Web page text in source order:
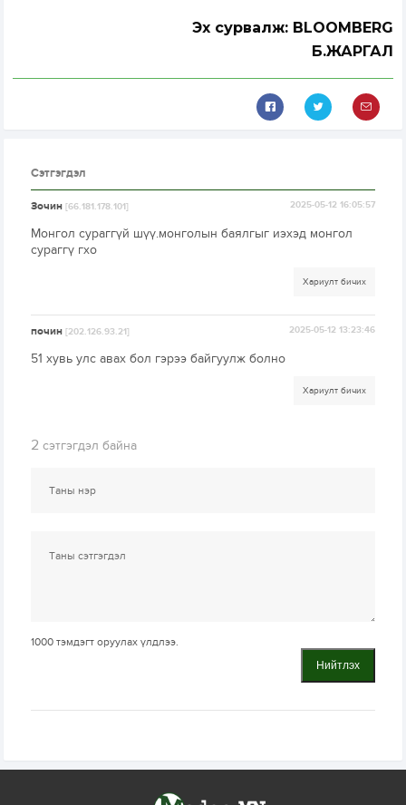
Эх сурвалж: BLOOMBERG
Б.ЖАРГАЛ
Сэтгэгдэл
Зочин[66.181.178.101] 2025-05-12 16:05:57
Монгол сураггүй шүү.монголын баялгыг иэхэд монгол
сураггү гхо
Хариулт бичих
почин[202.126.93.21] 2025-05-12 13:23:46
51 хувь улс авах бол гэрээ байгуулж болно
Хариулт бичих
2 сэтгэгдэл байна
1000 тэмдэгт оруулах үлдлээ.
Нийтлэх